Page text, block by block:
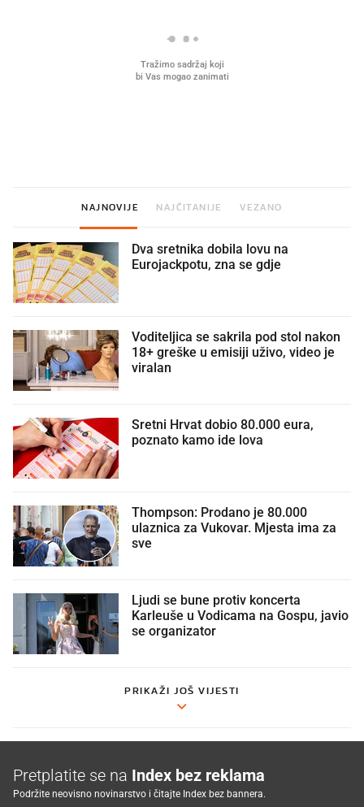
NAJNOVIJE NAJČITANIJE VEZANO
Dva sretnika dobila lovu na
Eurojackpotu, zna se gdje
Voditeljica se sakrila pod stol nakon
18+ greške u emisiji uživo, video je
viralan
Sretni Hrvat dobio 80.000 eura,
poznato kamo ide lova
Thompson: Prodano je 80.000
ulaznica za Vukovar. Mjesta ima za
sve
Ljudi se bune protiv koncerta
Karleuše u Vodicama na Gospu, javio
se organizator
PRIKAŽI JOŠ VIJESTI
Pretplatite se na Index bez reklama
Podržite neovisno novinarstvo i čitajte Index bez bannera.